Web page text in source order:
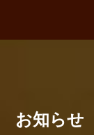
お知らせ